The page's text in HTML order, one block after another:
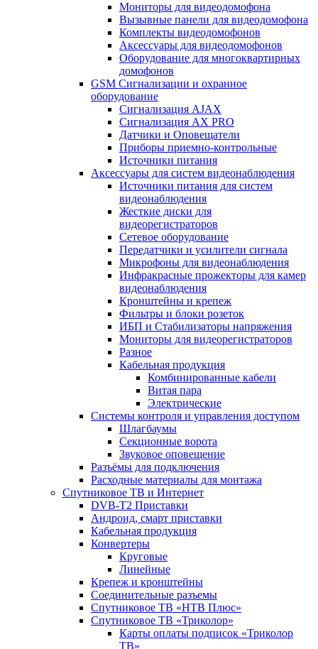
Мониторы для видеодомофона
Вызывные панели для видеодомофона
Комплекты видеодомофонов
Аксессуары для видеодомофонов
Оборудование для многоквартирных
домофонов
GSM Сигнализации и охранное
оборудование
Сигнализация AJAX
Сигнализация AX PRO
Датчики и Оповещатели
Приборы приемно-контрольные
Источники питания
Аксессуары для систем видеонаблюдения
Источники питания для систем
видеонаблюдения
Жесткие диски для
видеорегистраторов
Сетевое оборудование
Передатчики и усилители сигнала
Микрофоны для видеонаблюдения
Инфракрасные прожекторы для камер
видеонаблюдения
Кронштейны и крепеж
Фильтры и блоки розеток
ИБП и Стабилизаторы напряжения
Мониторы для видеорегистраторов
Разное
Кабельная продукция
Комбинированные кабели
Витая пара
Электрические
Системы контроля и управления доступом
Шлагбаумы
Секционные ворота
Звуковое оповещение
Разъёмы для подключения
Расходные материалы для монтажа
Спутниковое ТВ и Интернет
DVB-Т2 Приставки
Андроид, смарт приставки
Кабельная продукция
Конвертеры
Круговые
Линейные
Крепеж и кронштейны
Соединительные разъемы
Спутниковое ТВ «НТВ Плюс»
Спутниковое ТВ «Триколор»
Карты оплаты подписок «Триколор
ТВ»